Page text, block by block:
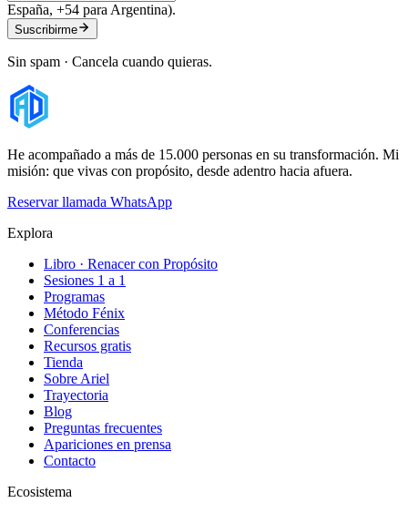
España, +54 para Argentina).
Suscribirme
Sin spam · Cancela cuando quieras.
He acompañado a más de 15.000 personas en su transformación. Mi
misión: que vivas con propósito, desde adentro hacia afuera.
Reservar llamada WhatsApp
Explora
Libro · Renacer con Propósito
Sesiones 1 a 1
Programas
Método Fénix
Conferencias
Recursos gratis
Tienda
Sobre Ariel
Trayectoria
Blog
Preguntas frecuentes
Apariciones en prensa
Contacto
Ecosistema